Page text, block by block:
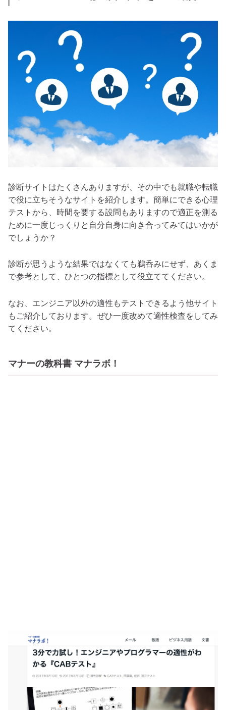
診断サイトはたくさんありますが、その中でも就職や転職
で役に立ちそうなサイトを紹介します。簡単にできる心理
テストから、時間を要する設問もありますので適正を測る
ために一度じっくりと自分自身に向き合ってみてはいかが
でしょうか？
診断が思うような結果ではなくても鵜呑みにせず、あくま
で参考として、ひとつの指標として役立ててください。
なお、エンジニア以外の適性もテストできるよう他サイト
もご紹介しております。ぜひ一度改めて適性検査をしてみ
てください。
マナーの教科書 マナラボ！